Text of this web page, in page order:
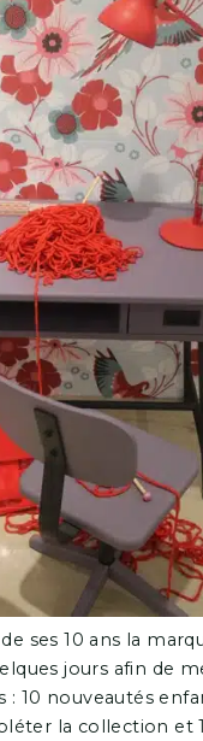
ses 10 ans la
jours afin de
: 10 nouveautés
la collection et